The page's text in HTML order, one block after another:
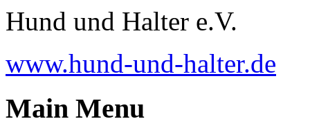
Hund und Halter e.V.
www.hund-und-halter.de
Main Menu